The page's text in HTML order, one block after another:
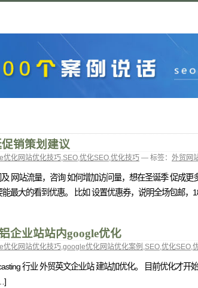
销策划建议
优化网站优化技巧,SEO,优化SEO,优化技巧 — 标签： 外贸网
网站流量，咨询 如何增加访问量，想在圣诞季 促成
最大的看到优惠。 比如 设置优惠券，说明全场包邮
企业站站内google优化
优化网站优化技巧 google优化网站优化案例 SEO 优化SEO
行业 外贸英文企业站 建站加优化。 目前优化才